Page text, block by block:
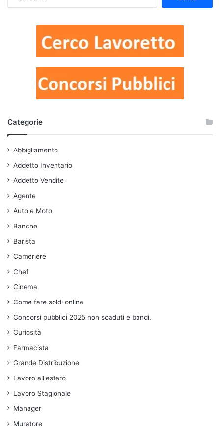
Categorie
Abbigliamento
Addetto Inventario
Addetto Vendite
Agente
Auto e Moto
Banche
Barista
Cameriere
Chef
Cinema
Come fare soldi online
Concorsi pubblici 2025 non scaduti e bandi.
Curiosità
Farmacista
Grande Distribuzione
Lavoro all'estero
Lavoro Stagionale
Manager
Muratore